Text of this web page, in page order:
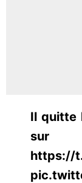
Il quitte
sur
https://